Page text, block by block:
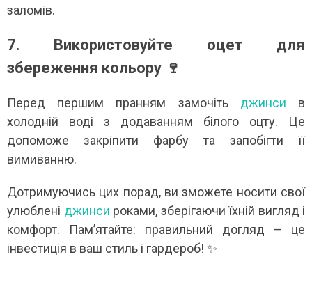
заломів.
7. Використовуйте оцет для
збереження кольору 🍷
Перед першим пранням замочіть джинси в
холодній воді з додаванням білого оцту. Це
допоможе закріпити фарбу та запобігти її
вимиванню.
Дотримуючись цих порад, ви зможете носити свої
улюблені джинси роками, зберігаючи їхній вигляд і
комфорт. Пам’ятайте: правильний догляд – це
інвестиція в ваш стиль і гардероб! ✨